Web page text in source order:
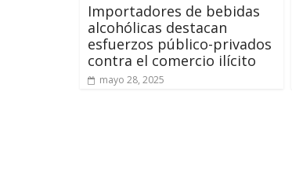
Importadores de bebidas
alcohólicas destacan
esfuerzos público-privados
contra el comercio ilícito
mayo 28, 2025